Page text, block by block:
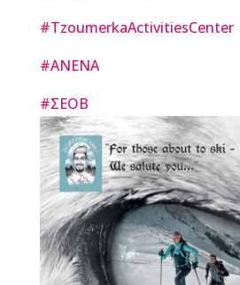
#TzoumerkaActivitiesCenter
#ANENA
#ΣΕΟΒ